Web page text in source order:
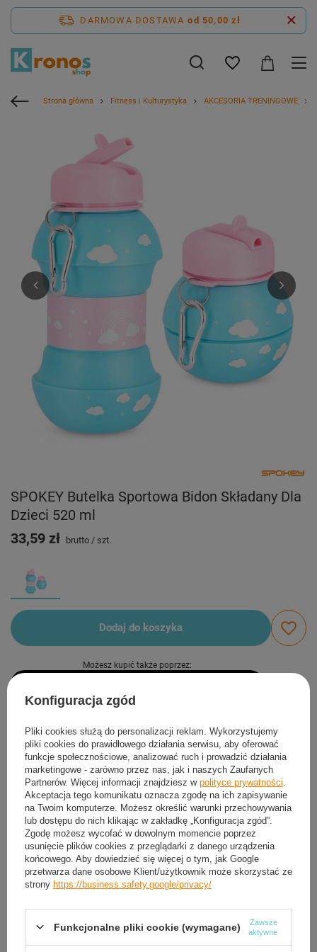
DARMOWA DOSTAWA od 50,00 zł
Strona główna Fitness i Kulturystyka AKCESORIA TRENINGOWE
SPOKEY Butelka Sportowa Bidon Składany Dla
Dzieci 520 ml
33,59 zł
brutto / szt.
Dodaj do koszyka
Możesz kupić także poprzez:
Darmowa i szybka dostawa
od 50,00 zł
30dni na łatwy zwrot
Sprawdź, w którym sklepie obejrzysz i kupisz od ręki
Bezpieczne zakupy
Darmowa dostawa do paczkomatu lub punktu
odbioru
Smile - dostawy ze sklepów internetowych przy zamówieniu od
Konfiguracja zgód
Pliki cookies służą do personalizacji reklam. Wykorzystujemy
pliki cookies do prawidłowego działania serwisu, aby oferować
funkcje społecznościowe, analizować ruch i prowadzić działania
marketingowe - zarówno przez nas, jak i naszych Zaufanych
Partnerów. Więcej informacji znajdziesz w polityce prywatności
Akceptacja tego komunikatu oznacza zgodę na ich zapisywanie
na Twoim komputerze. Możesz określić warunki przechowywania
lub dostępu do nich klikając w zakładkę „Konfiguracja zgód”.
Zgodę możesz wycofać w dowolnym momencie poprzez
usunięcie plików cookies z przeglądarki z danego urządzenia
końcowego. Aby dowiedzieć się więcej o tym, jak Google
przetwarza dane osobowe Klient/użytkownik może skorzystać ze
strony https://business.safety.google/privacy/
Funkcjonalne pliki cookie (wymagane)
Zawsze
aktywne